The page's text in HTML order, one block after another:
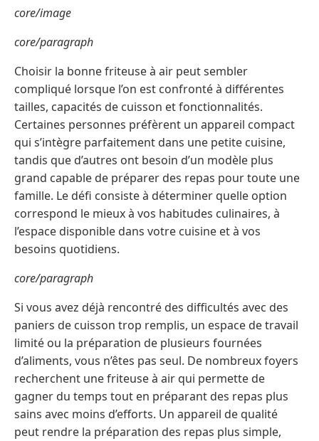
core/image
core/paragraph
Choisir la bonne friteuse à air peut sembler
compliqué lorsque l’on est confronté à différentes
tailles, capacités de cuisson et fonctionnalités.
Certaines personnes préfèrent un appareil compact
qui s’intègre parfaitement dans une petite cuisine,
tandis que d’autres ont besoin d’un modèle plus
grand capable de préparer des repas pour toute une
famille. Le défi consiste à déterminer quelle option
correspond le mieux à vos habitudes culinaires, à
l’espace disponible dans votre cuisine et à vos
besoins quotidiens.
core/paragraph
Si vous avez déjà rencontré des difficultés avec des
paniers de cuisson trop remplis, un espace de travail
limité ou la préparation de plusieurs fournées
d’aliments, vous n’êtes pas seul. De nombreux foyers
recherchent une friteuse à air qui permette de
gagner du temps tout en préparant des repas plus
sains avec moins d’efforts. Un appareil de qualité
peut rendre la préparation des repas plus simple,